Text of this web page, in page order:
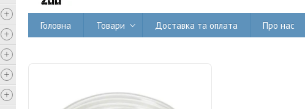
Головна Товари Доставка та оплата Про нас